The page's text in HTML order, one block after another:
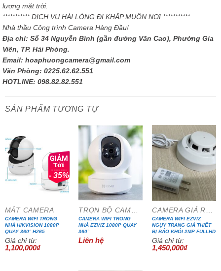
lượng mặt trời.
*********** DỊCH VỤ HÀI LÒNG ĐI KHẮP MUÔN NƠI ***********
Nhà thầu Công trình Camera Hàng Đầu!
Địa chỉ: Số 34 Nguyễn Bình (gần đường Văn Cao), Phường Gia
Viên, TP. Hải Phòng.
Email: hoaphuongcamera@gmail.com
Văn Phòng: 0225.62.62.551
HOTLINE: 098.82.82.551
SẢN PHẨM TƯƠNG TỰ
- 35%
MẮT CAMERA
CAMERA WIFI TRONG
NHÀ HIKVISION 1080P
QUAY 360° H265
Giá chỉ từ:
1,100,000₫
TRỌN BỘ CAMERA IP WIFI
CAMERA WIFI TRONG
NHÀ EZVIZ 1080P QUAY
360°
Liên hệ
CAMERA GIÁ RẺ ĐẶC BIỆT
CAMERA WIFI EZVIZ
NGỤY TRANG GIẢ THIẾT
BỊ BÁO KHÓI 2MP FULLHD
Giá chỉ từ:
1,450,000₫